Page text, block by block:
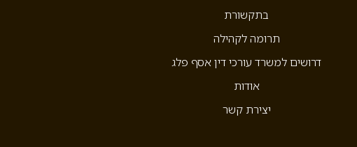
בתקשורת
תרומה לקהילה
דרושים למשרד עורכי דין אסף פלג
אודות
יצירת קשר